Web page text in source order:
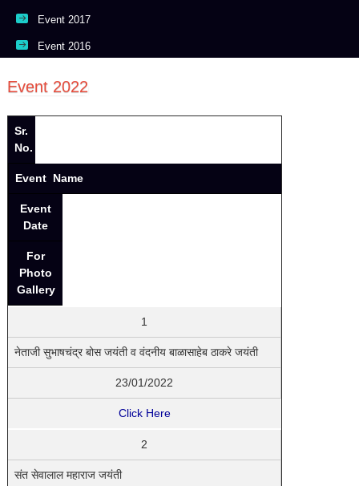
Event 2017
Event 2016
Event 2022
Sr.
No.
Event Name
Event
Date
For
Photo
Gallery
1
नेताजी सुभाषचंद्र बोस जयंती व वंदनीय बाळासाहेब ठाकरे जयंती
23/01/2022
Click Here
2
संत सेवालाल महाराज जयंती